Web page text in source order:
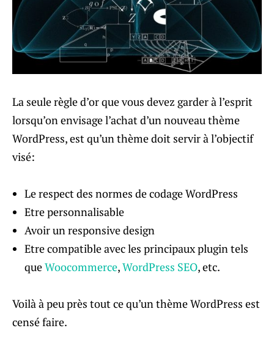
La seule règle d’or que vous devez garder à l’esprit
lorsqu’on envisage l’achat d’un nouveau thème
WordPress, est qu’un thème doit servir à l’objectif
visé:
Le respect des normes de codage WordPress
Etre personnalisable
Avoir un responsive design
Etre compatible avec les principaux plugin tels
queWoocommerce,WordPress SEO, etc.
Voilà à peu près tout ce qu’un thème WordPress est
censé faire.